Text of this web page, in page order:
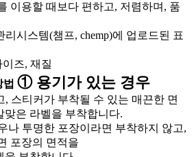
이용할 때보다 편하고, 저렴하며, 품
시스템(챔프, chemp)에 업로드된 표
즈, 재질
① 용기가 있는 경우
, 스티커가 부착될 수 있는 매끈한 면
맞은 라벨을 부착합니다.
나 투명한 포장이라면 부착하지 않고,
포장의 면적을